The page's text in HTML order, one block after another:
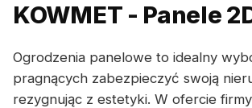
KOWMET - Panele
Ogrodzenia panelowe to idealny
pragnących zabezpieczyć swoją
rezygnując z estetyki. W ofercie